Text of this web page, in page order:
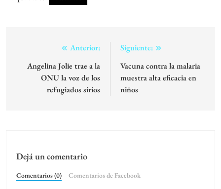
Navegación
entradas
Anterior:
Angelina Jolie trae a la
ONU la voz de los
refugiados sirios
Siguiente:
Vacuna contra la malaria
muestra alta eficacia en
niños
Dejá un comentario
Comentarios (0) Comentarios de Facebook